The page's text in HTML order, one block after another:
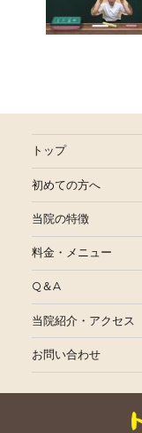
トップ
初めての方へ
当院の特徴
料金・メニュー
Q＆A
当院紹介・アクセス
お問い合わせ